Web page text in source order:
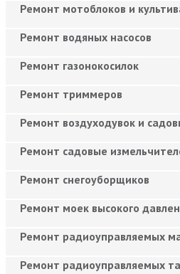
Ремонт мотоблоков и
Ремонт водяных насосов
Ремонт газонокосилок
Ремонт триммеров
Ремонт воздуходувок и
Ремонт садовые
Ремонт снегоуборщиков
Ремонт моек высокого
Ремонт радиоуправляемых
Ремонт радиоуправляемых